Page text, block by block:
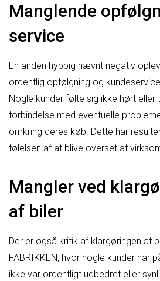
Manglende
service
En anden hyppig nævnt negativ
ordentlig opfølgning og
Nogle kunder følte sig ikke hørt eller
forbindelse med eventuelle
omkring deres køb. Dette har
følelsen af at blive overset af
Mangler ved
af biler
Der er også kritik af klargøringen af
FABRIKKEN, hvor nogle kunder har
ikke var ordentligt udbedret eller